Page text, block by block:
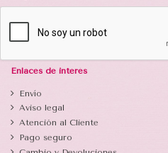
Enlaces de interés
Envío
Aviso legal
Atención al Cliente
Pago seguro